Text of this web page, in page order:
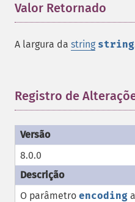
Valor Retornado
A largura da string string
Registro de
8.0.0
O parâmetro encoding